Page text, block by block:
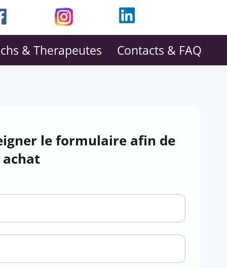
& Therapeutes Contacts & FAQ
le formulaire afin de